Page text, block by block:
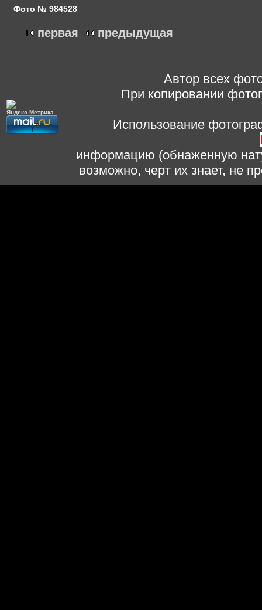
Фото № 984528
первая предыдущая
Автор всех
При копировании
Использование
информацию (обнаженную
возможно, черт их знает, не